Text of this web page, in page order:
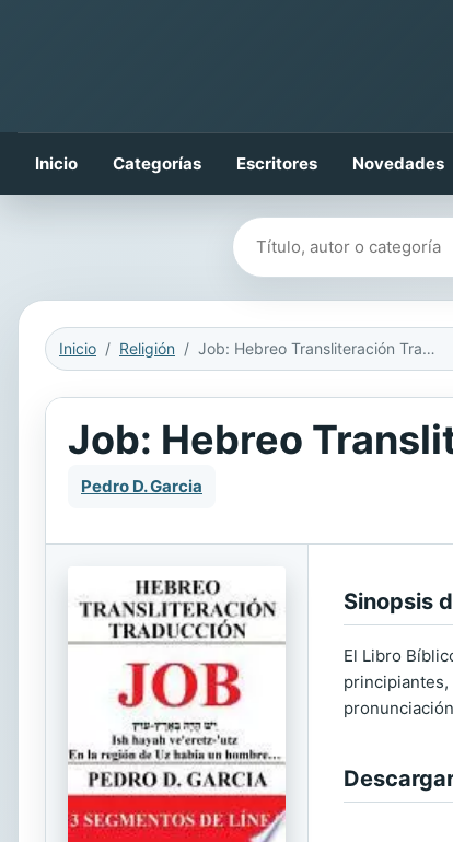
Inicio Categorías Escritores Novedades
Buscar libros
Inicio Religión Job: Hebreo Transliteración Traducción
Job: Hebreo
Pedro D. Garcia
Sinopsis
El Libro
principiantes,